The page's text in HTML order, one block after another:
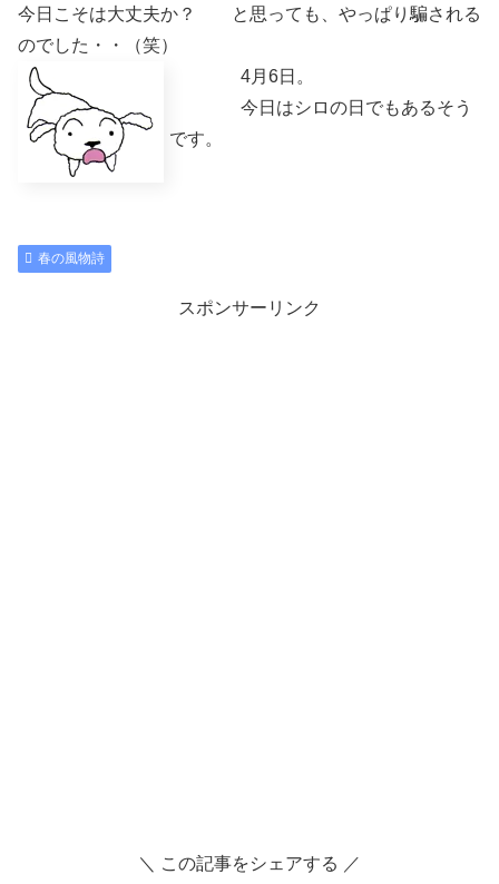
今日こそは大丈夫か？ と思っても、やっぱり騙される
のでした・・（笑）
4月6日。
今日はシロの日でもあるそう
です。
春の風物詩
スポンサーリンク
＼ この記事をシェアする ／